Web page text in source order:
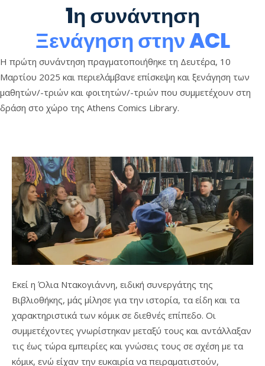
1η συνάντηση
Ξενάγηση στην ACL
Η πρώτη συνάντηση πραγματοποιήθηκε τη Δευτέρα, 10
Μαρτίου 2025 και περιελάμβανε επίσκεψη και ξενάγηση των
μαθητών/-τριών και φοιτητών/-τριών που συμμετέχουν στη
δράση στο χώρο της Athens Comics Library.
Εκεί η Όλια Ντακογιάννη, ειδική συνεργάτης της
Βιβλιοθήκης, μάς μίλησε για την ιστορία, τα είδη και τα
χαρακτηριστικά των κόμικ σε διεθνές επίπεδο. Οι
συμμετέχοντες γνωρίστηκαν μεταξύ τους και αντάλλαξαν
τις έως τώρα εμπειρίες και γνώσεις τους σε σχέση με τα
κόμικ, ενώ είχαν την ευκαιρία να πειραματιστούν,